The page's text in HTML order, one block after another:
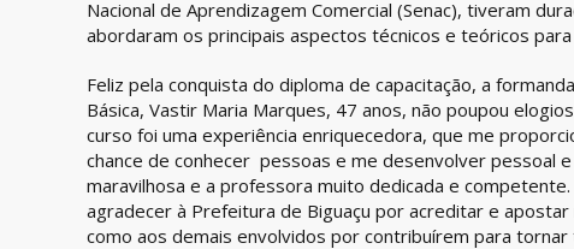
Nacional de Aprendizagem Comercial (Senac), tiveram
abordaram os principais aspectos técnicos e teóricos
Feliz pela conquista do diploma de capacitação, a
Básica, Vastir Maria Marques, 47 anos, não poupou
curso foi uma experiência enriquecedora, que me
chance de conhecer pessoas e me desenvolver pessoal
maravilhosa e a professora muito dedicada e
agradecer à Prefeitura de Biguaçu por acreditar e apostar
como aos demais envolvidos por contribuírem para tornar